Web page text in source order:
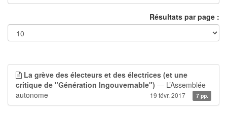
Résultats par page :
La grève des électeurs et des électrices (et une
critique de "Génération Ingouvernable") — L’Assemblée
autonome
19 févr. 2017 7 pp.